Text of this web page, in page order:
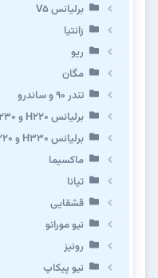
برلیانس V5
زانتیا
ریو
مگان
تندر ۹۰ و ساندرو
برلیانس H220 و H230
برلیانس H330 و H320 و کراس
ماکسیما
تیانا
قشقایی
نیو مورانو
رونیز
نیو پیکاپ